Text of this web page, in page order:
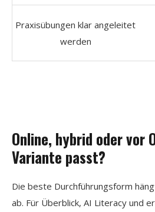
Praxisübungen klar angeleitet
werden
Online, hybrid oder vor
Variante passt?
Die beste Durchführungsform
ab. Für Überblick, AI Literacy und